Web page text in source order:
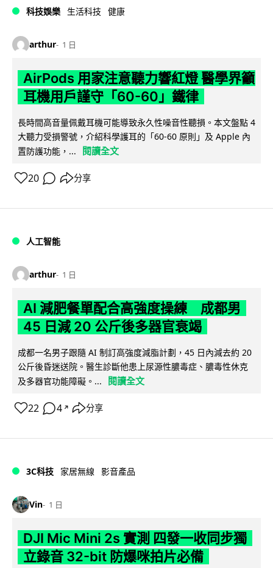
科技娛樂 生活科技 健康
arthur 1 日
AirPods 用家注意聽力響紅燈 醫學界籲
耳機用戶謹守「60-60」鐵律
長時間高音量佩戴耳機可能導致永久性噪音性聽損。本文盤點 4
大聽力受損警號，介紹科學護耳的「60-60 原則」及 Apple 內
置防護功能，...
閱讀全文
20 分享
人工智能
arthur 1 日
AI 減肥餐單配合高強度操練 成都男
45 日減 20 公斤後多器官衰竭
成都一名男子跟隨 AI 制訂高強度減脂計劃，45 日內減去約 20
公斤後昏迷送院。醫生診斷他患上尿源性膿毒症、膿毒性休克
及多器官功能障礙。...
閱讀全文
22 4 ↗ 分享
3C科技 家居無線 影音產品
Vin 1 日
DJI Mic Mini 2s 實測 四發一收同步獨
立錄音 32-bit 防爆咪拍片必備